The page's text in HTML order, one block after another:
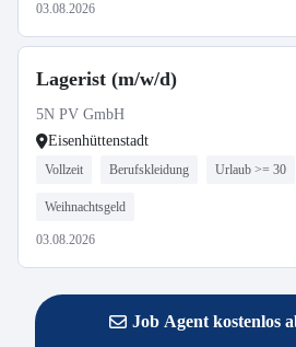
03.08.2026
Lagerist (m/w/d)
5N PV GmbH
Eisenhüttenstadt
Vollzeit Berufskleidung Urlaub >= 30
Weihnachtsgeld
03.08.2026
Job Agent kostenlos